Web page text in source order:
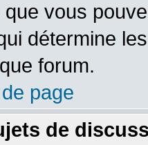
vous
détermine
forum.
page
de